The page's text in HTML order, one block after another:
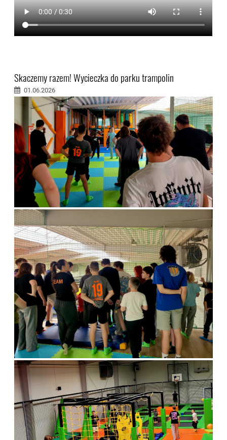
Skaczemy razem! Wycieczka do parku trampolin
01.06.2026